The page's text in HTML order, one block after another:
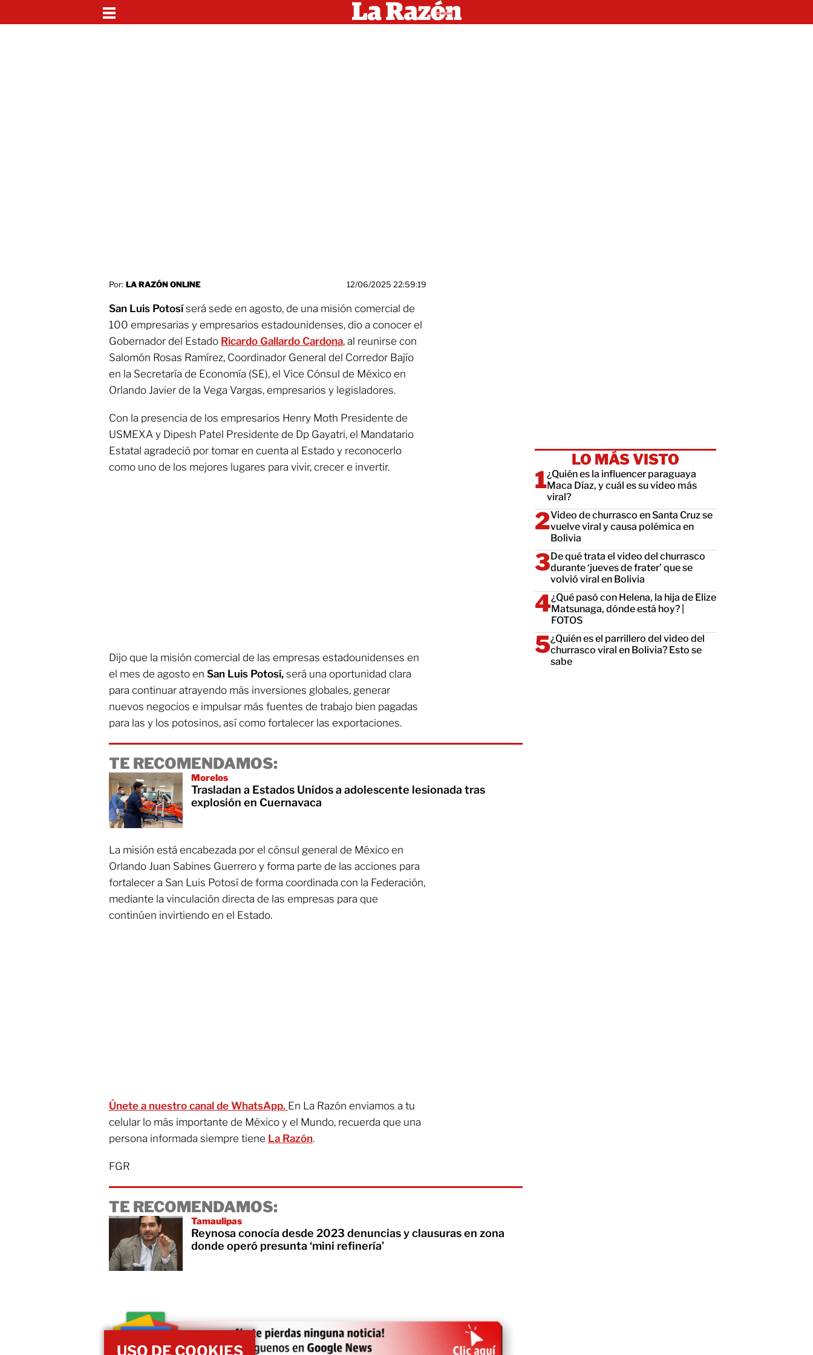
Por: LA RAZÓN ONLINE 12/06/2025 22:59:19
San Luis Potosíserá sede en agosto, de una misión comercial de
100 empresarias y empresarios estadounidenses, dio a conocer el
Gobernador del Estado Ricardo Gallardo Cardona, al reunirse con
Salomón Rosas Ramírez, Coordinador General del Corredor Bajío
en la Secretaría de Economía (SE), el Vice Cónsul de México en
Orlando Javier de la Vega Vargas, empresarios y legisladores.
Con la presencia de los empresarios Henry Moth Presidente de
USMEXA y Dipesh Patel Presidente de Dp Gayatri, el Mandatario
Estatal agradeció por tomar en cuenta al Estado y reconocerlo
como uno de los mejores lugares para vivir, crecer e invertir.
Dijo que la misión comercial de las empresas estadounidenses en
el mes de agosto en San Luis Potosí, será una oportunidad clara
para continuar atrayendo más inversiones globales, generar
nuevos negocios e impulsar más fuentes de trabajo bien pagadas
para las y los potosinos, así como fortalecer las exportaciones.
TE RECOMENDAMOS:
Morelos
Trasladan a Estados Unidos a adolescente lesionada tras
explosión en Cuernavaca
La misión está encabezada por el cónsul general de México en
Orlando Juan Sabines Guerrero y forma parte de las acciones para
fortalecer a San Luis Potosí de forma coordinada con la Federación,
mediante la vinculación directa de las empresas para que
continúen invirtiendo en el Estado.
Únete a nuestro canal de WhatsApp. En La Razón enviamos a tu
celular lo más importante de México y el Mundo, recuerda que una
persona informada siempre tiene La Razón.
FGR
TE RECOMENDAMOS:
Tamaulipas
Reynosa conocía desde 2023 denuncias y clausuras en zona
donde operó presunta ‘mini refinería’
LO MÁS VISTO
¿Quién es la influencer paraguaya
Maca Díaz, y cuál es su video más
viral?
Video de churrasco en Santa Cruz se
vuelve viral y causa polémica en
Bolivia
De qué trata el video del churrasco
durante ‘jueves de frater’ que se
volvió viral en Bolivia
¿Qué pasó con Helena, la hija de Elize
Matsunaga, dónde está hoy? |
FOTOS
¿Quién es el parrillero del video del
churrasco viral en Bolivia? Esto se
sabe
USO DE COOKIES